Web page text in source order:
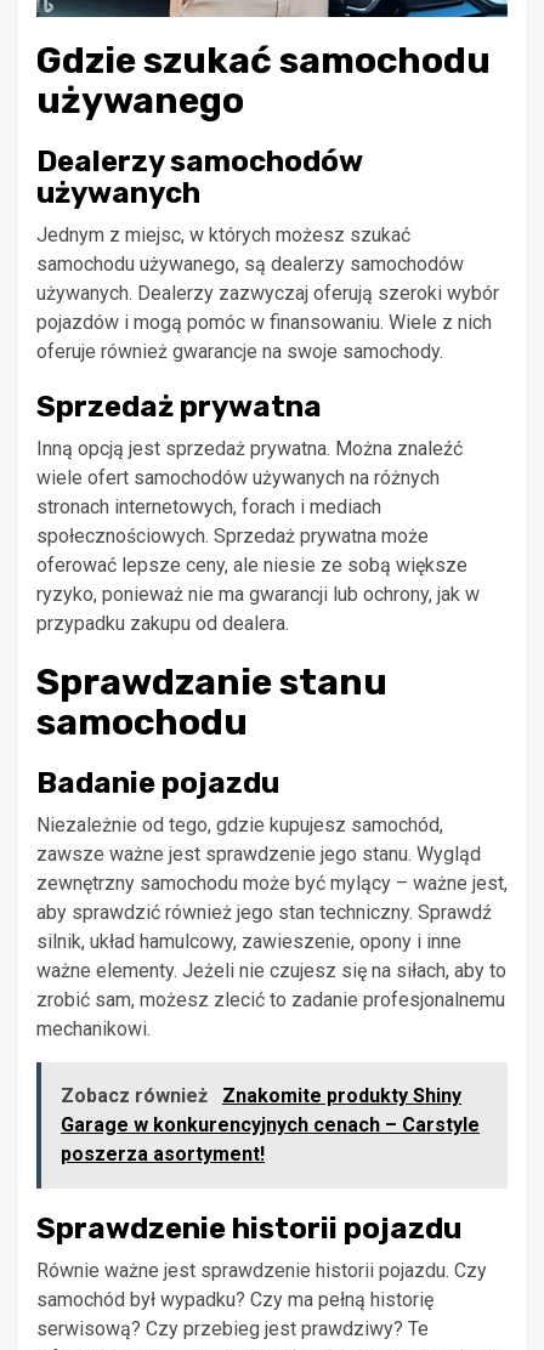
Gdzie szukać samochodu
używanego
Dealerzy samochodów
używanych
Jednym z miejsc, w których możesz szukać
samochodu używanego, są dealerzy samochodów
używanych. Dealerzy zazwyczaj oferują szeroki wybór
pojazdów i mogą pomóc w finansowaniu. Wiele z nich
oferuje również gwarancje na swoje samochody.
Sprzedaż prywatna
Inną opcją jest sprzedaż prywatna. Można znaleźć
wiele ofert samochodów używanych na różnych
stronach internetowych, forach i mediach
społecznościowych. Sprzedaż prywatna może
oferować lepsze ceny, ale niesie ze sobą większe
ryzyko, ponieważ nie ma gwarancji lub ochrony, jak w
przypadku zakupu od dealera.
Sprawdzanie stanu
samochodu
Badanie pojazdu
Niezależnie od tego, gdzie kupujesz samochód,
zawsze ważne jest sprawdzenie jego stanu. Wygląd
zewnętrzny samochodu może być mylący – ważne jest,
aby sprawdzić również jego stan techniczny. Sprawdź
silnik, układ hamulcowy, zawieszenie, opony i inne
ważne elementy. Jeżeli nie czujesz się na siłach, aby to
zrobić sam, możesz zlecić to zadanie profesjonalnemu
mechanikowi.
Zobacz również
Znakomite produkty Shiny
Garage w konkurencyjnych cenach – Carstyle
poszerza asortyment!
Sprawdzenie historii pojazdu
Równie ważne jest sprawdzenie historii pojazdu. Czy
samochód był wypadku? Czy ma pełną historię
serwisową? Czy przebieg jest prawdziwy? Te